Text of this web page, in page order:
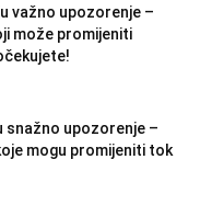
važno upozorenje –
može promijeniti
snažno upozorenje –
mogu promijeniti tok